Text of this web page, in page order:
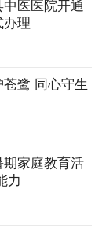
医医院开通
办理
鹭 同心守生
家庭教育活
力